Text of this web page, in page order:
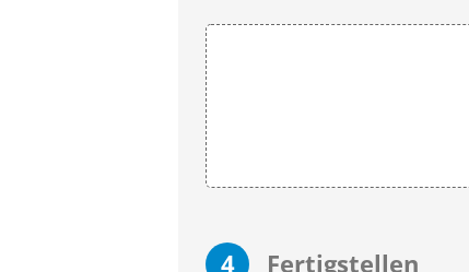
4 Fertigstellen